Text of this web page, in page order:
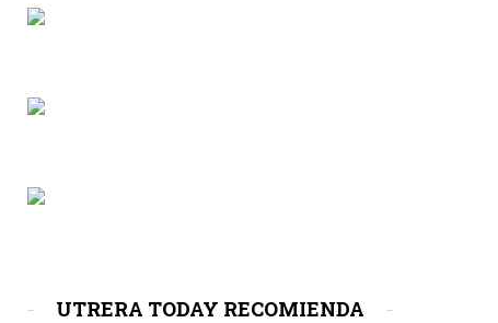
UTRERA TODAY RECOMIENDA